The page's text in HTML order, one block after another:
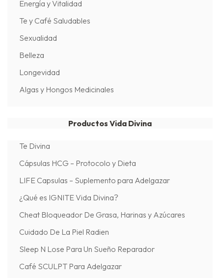
Energía y Vitalidad
Te y Café Saludables
Sexualidad
Belleza
Longevidad
Algas y Hongos Medicinales
Productos Vida Divina
Te Divina
Cápsulas HCG – Protocolo y Dieta
LIFE Capsulas – Suplemento para Adelgazar
¿Qué es IGNITE Vida Divina?
Cheat Bloqueador De Grasa, Harinas y Azúcares
Cuidado De La Piel Radien
Sleep N Lose Para Un Sueño Reparador
Café SCULPT Para Adelgazar